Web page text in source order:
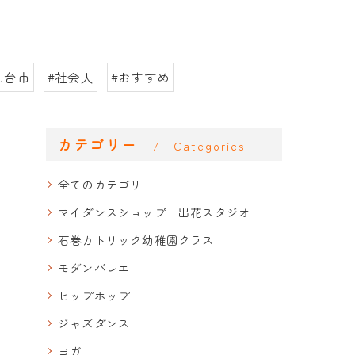
台市 #社会人 #おすすめ
カテゴリー Categories
全てのカテゴリー
マイダンスショップ 出花スタジオ
石巻カトリック幼稚園クラス
モダンバレエ
ヒップホップ
ジャズダンス
ヨガ